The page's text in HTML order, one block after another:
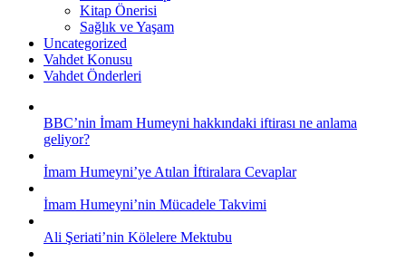
Kitap Önerisi
Sağlık ve Yaşam
Uncategorized
Vahdet Konusu
Vahdet Önderleri
BBC’nin İmam Humeyni hakkındaki iftirası ne anlama
geliyor?
İmam Humeyni’ye Atılan İftiralara Cevaplar
İmam Humeyni’nin Mücadele Takvimi
Ali Şeriati’nin Kölelere Mektubu